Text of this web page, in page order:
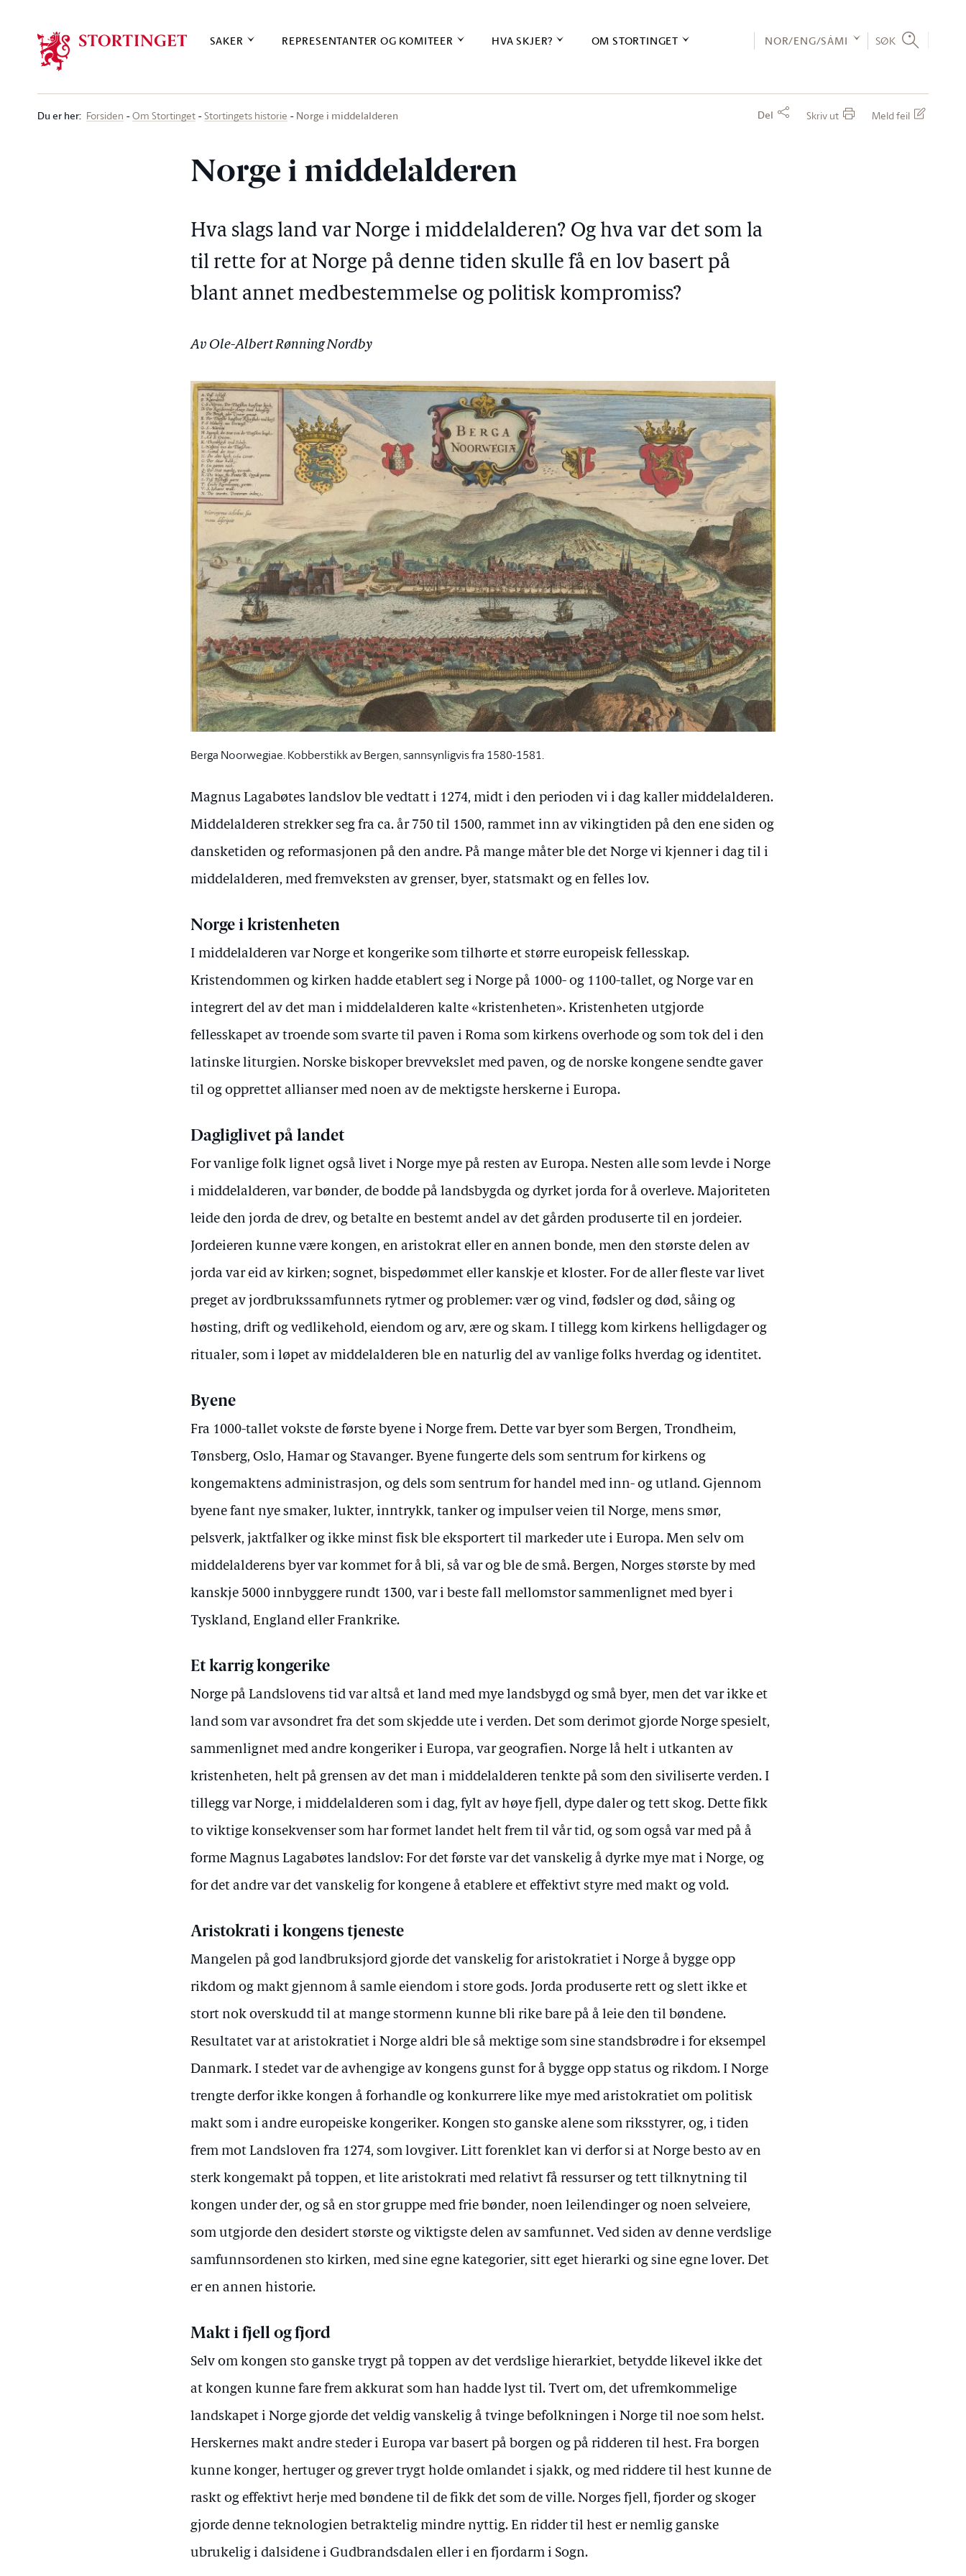
SAKER REPRESENTANTER OG KOMITEER HVA SKJER? OM STORTINGET NOR/ENG/SÁMI SØK
Du er her: Forsiden Om Stortinget Stortingets historie Norge i middelalderen Del Skriv ut Meld feil
Norge i middelalderen
Hva slags land var Norge i middelalderen? Og hva var det som la
til rette for at Norge på denne tiden skulle få en lov basert på
blant annet medbestemmelse og politisk kompromiss?
Av Ole-Albert Rønning Nordby
Berga Noorwegiae. Kobberstikk av Bergen, sannsynligvis fra 1580-1581.
Magnus Lagabøtes landslov ble vedtatt i 1274, midt i den perioden vi i dag kaller middelalderen.
Middelalderen strekker seg fra ca. år 750 til 1500, rammet inn av vikingtiden på den ene siden og
dansketiden og reformasjonen på den andre. På mange måter ble det Norge vi kjenner i dag til i
middelalderen, med fremveksten av grenser, byer, statsmakt og en felles lov.
Norge i kristenheten
I middelalderen var Norge et kongerike som tilhørte et større europeisk fellesskap.
Kristendommen og kirken hadde etablert seg i Norge på 1000- og 1100-tallet, og Norge var en
integrert del av det man i middelalderen kalte «kristenheten». Kristenheten utgjorde
fellesskapet av troende som svarte til paven i Roma som kirkens overhode og som tok del i den
latinske liturgien. Norske biskoper brevvekslet med paven, og de norske kongene sendte gaver
til og opprettet allianser med noen av de mektigste herskerne i Europa.
Dagliglivet på landet
For vanlige folk lignet også livet i Norge mye på resten av Europa. Nesten alle som levde i Norge
i middelalderen, var bønder, de bodde på landsbygda og dyrket jorda for å overleve. Majoriteten
leide den jorda de drev, og betalte en bestemt andel av det gården produserte til en jordeier.
Jordeieren kunne være kongen, en aristokrat eller en annen bonde, men den største delen av
jorda var eid av kirken; sognet, bispedømmet eller kanskje et kloster. For de aller fleste var livet
preget av jordbrukssamfunnets rytmer og problemer: vær og vind, fødsler og død, såing og
høsting, drift og vedlikehold, eiendom og arv, ære og skam. I tillegg kom kirkens helligdager og
ritualer, som i løpet av middelalderen ble en naturlig del av vanlige folks hverdag og identitet.
Byene
Fra 1000-tallet vokste de første byene i Norge frem. Dette var byer som Bergen, Trondheim,
Tønsberg, Oslo, Hamar og Stavanger. Byene fungerte dels som sentrum for kirkens og
kongemaktens administrasjon, og dels som sentrum for handel med inn- og utland. Gjennom
byene fant nye smaker, lukter, inntrykk, tanker og impulser veien til Norge, mens smør,
pelsverk, jaktfalker og ikke minst fisk ble eksportert til markeder ute i Europa. Men selv om
middelalderens byer var kommet for å bli, så var og ble de små. Bergen, Norges største by med
kanskje 5000 innbyggere rundt 1300, var i beste fall mellomstor sammenlignet med byer i
Tyskland, England eller Frankrike.
Et karrig kongerike
Norge på Landslovens tid var altså et land med mye landsbygd og små byer, men det var ikke et
land som var avsondret fra det som skjedde ute i verden. Det som derimot gjorde Norge spesielt,
sammenlignet med andre kongeriker i Europa, var geografien. Norge lå helt i utkanten av
kristenheten, helt på grensen av det man i middelalderen tenkte på som den siviliserte verden. I
tillegg var Norge, i middelalderen som i dag, fylt av høye fjell, dype daler og tett skog. Dette fikk
to viktige konsekvenser som har formet landet helt frem til vår tid, og som også var med på å
forme Magnus Lagabøtes landslov: For det første var det vanskelig å dyrke mye mat i Norge, og
for det andre var det vanskelig for kongene å etablere et effektivt styre med makt og vold.
Aristokrati i kongens tjeneste
Mangelen på god landbruksjord gjorde det vanskelig for aristokratiet i Norge å bygge opp
rikdom og makt gjennom å samle eiendom i store gods. Jorda produserte rett og slett ikke et
stort nok overskudd til at mange stormenn kunne bli rike bare på å leie den til bøndene.
Resultatet var at aristokratiet i Norge aldri ble så mektige som sine standsbrødre i for eksempel
Danmark. I stedet var de avhengige av kongens gunst for å bygge opp status og rikdom. I Norge
trengte derfor ikke kongen å forhandle og konkurrere like mye med aristokratiet om politisk
makt som i andre europeiske kongeriker. Kongen sto ganske alene som riksstyrer, og, i tiden
frem mot Landsloven fra 1274, som lovgiver. Litt forenklet kan vi derfor si at Norge besto av en
sterk kongemakt på toppen, et lite aristokrati med relativt få ressurser og tett tilknytning til
kongen under der, og så en stor gruppe med frie bønder, noen leilendinger og noen selveiere,
som utgjorde den desidert største og viktigste delen av samfunnet. Ved siden av denne verdslige
samfunnsordenen sto kirken, med sine egne kategorier, sitt eget hierarki og sine egne lover. Det
er en annen historie.
Makt i fjell og fjord
Selv om kongen sto ganske trygt på toppen av det verdslige hierarkiet, betydde likevel ikke det
at kongen kunne fare frem akkurat som han hadde lyst til. Tvert om, det ufremkommelige
landskapet i Norge gjorde det veldig vanskelig å tvinge befolkningen i Norge til noe som helst.
Herskernes makt andre steder i Europa var basert på borgen og på ridderen til hest. Fra borgen
kunne konger, hertuger og grever trygt holde omlandet i sjakk, og med riddere til hest kunne de
raskt og effektivt herje med bøndene til de fikk det som de ville. Norges fjell, fjorder og skoger
gjorde denne teknologien betraktelig mindre nyttig. En ridder til hest er nemlig ganske
ubrukelig i dalsidene i Gudbrandsdalen eller i en fjordarm i Sogn.